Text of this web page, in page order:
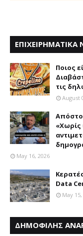
ΕΠΙΧΕΙΡΗΜΑΤΙΚΑ
Ποιος
τις
August
«Χωρίς
May 16, 2026
Data
May
ΔΗΜΟΦΙΛΗΣ